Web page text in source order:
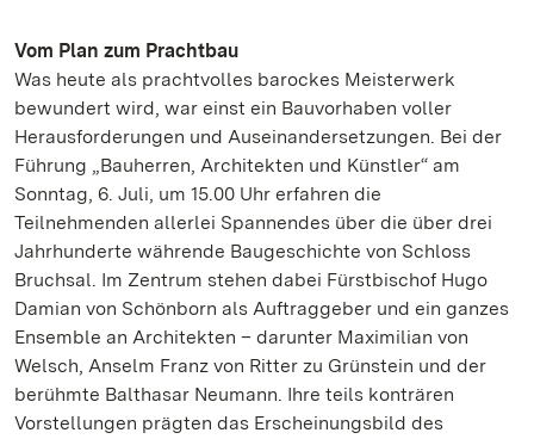
Vom Plan zum Prachtbau
Was heute als prachtvolles barockes Meisterwerk
bewundert wird, war einst ein Bauvorhaben voller
Herausforderungen und Auseinandersetzungen. Bei der
Führung „Bauherren, Architekten und Künstler“ am
Sonntag, 6. Juli, um 15.00 Uhr erfahren die
Teilnehmenden allerlei Spannendes über die über drei
Jahrhunderte währende Baugeschichte von Schloss
Bruchsal. Im Zentrum stehen dabei Fürstbischof Hugo
Damian von Schönborn als Auftraggeber und ein ganzes
Ensemble an Architekten – darunter Maximilian von
Welsch, Anselm Franz von Ritter zu Grünstein und der
berühmte Balthasar Neumann. Ihre teils konträren
Vorstellungen prägten das Erscheinungsbild des